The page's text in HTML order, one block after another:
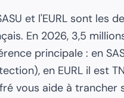
et l'EURL sont les
En 2026, 3,5
principale : en
en EURL il est
vous aide à trancher